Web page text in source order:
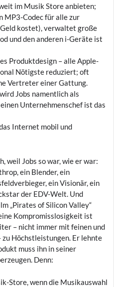
im Musik Store anbieten;
MP3-Codec für alle zur
kostet), verwaltet große
und den anderen i-Geräte ist
Produktdesign – alle Apple-
Nötigste reduziert; oft
Vertreter einer Gattung.
Jobs namentlich als
Unternehmenschef ist das
Internet mobil und
weil Jobs so war, wie er war:
ein Blender, ein
ein Visionär, ein
der EDV-Welt. Und
„Pirates of Silicon Valley“
Kompromisslosigkeit ist
– nicht immer mit feinen und
Höchstleistungen. Er lehnte
muss ihn in seiner
Denn:
Store, wenn die Musikauswahl